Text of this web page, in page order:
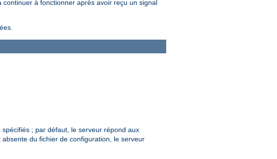
à fonctionner après avoir reçu un signal
; par défaut, le serveur répond aux
du fichier de configuration, le serveur